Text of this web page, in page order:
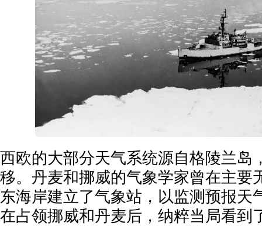
西欧的大部分天气系统源自格陵兰岛
移。丹麦和挪威的气象学家曾在主要
东海岸建立了气象站，以监测预报天
在占领挪威和丹麦后，纳粹当局看到